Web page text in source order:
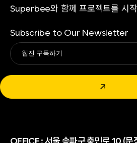
Superbee와 함께 프로젝트를 시
Subscribe to Our Newsletter
↗
Alternative:
OFFICE :서울 송파구 충민로 10 (문